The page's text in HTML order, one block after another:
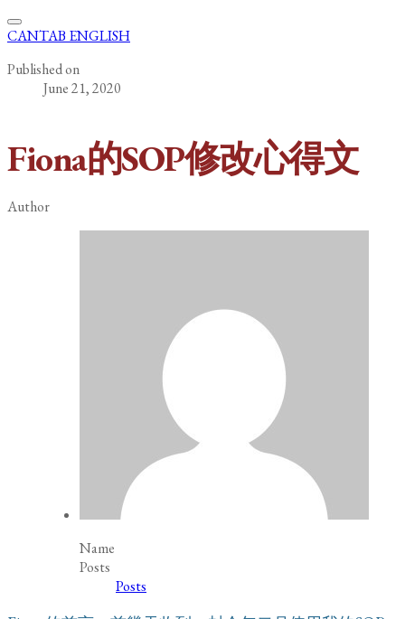
CANTAB ENGLISH
Published on
June 21, 2020
Fiona的SOP修改心得文
Author
Name
Posts
Posts